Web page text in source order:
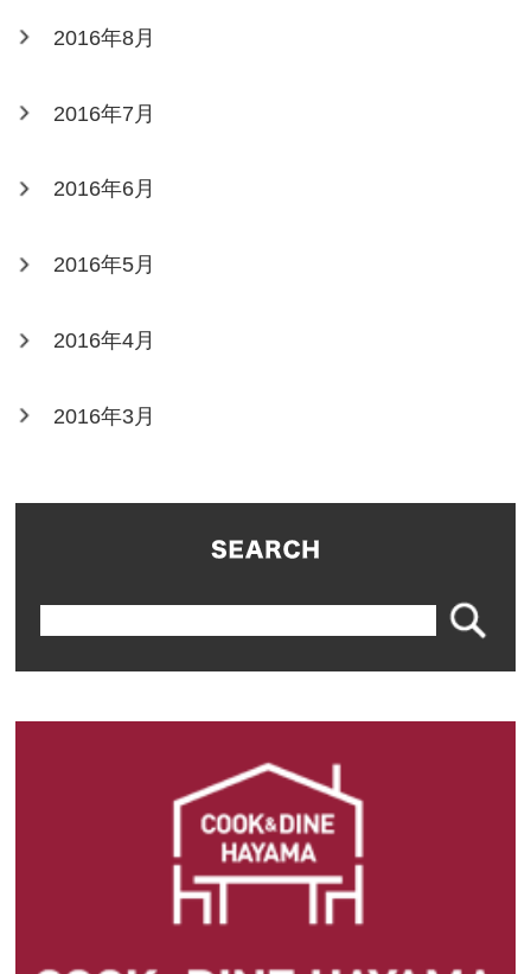
2016年8月
2016年7月
2016年6月
2016年5月
2016年4月
2016年3月